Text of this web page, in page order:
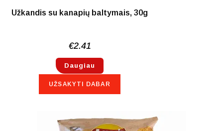
Užkandis su kanapių baltymais, 30g
€2.41
Daugiau
UŽSAKYTI DABAR